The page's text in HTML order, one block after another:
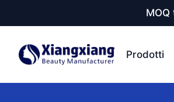
Prodotti